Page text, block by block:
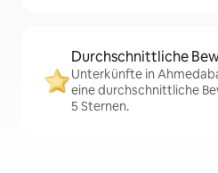
Durchschnittliche
Unterkünfte in
eine durchschnittliche
5 Sternen.